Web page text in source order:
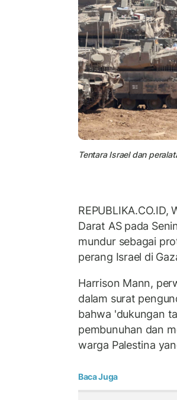
Tentara Israel dan
Darat AS pada
mundur sebagai
perang Israel di
Harrison Mann,
dalam surat
bahwa 'dukungan
pembunuhan dan
warga Palestina
Baca Juga